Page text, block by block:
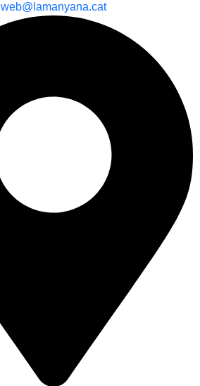
web@lamanyana.cat